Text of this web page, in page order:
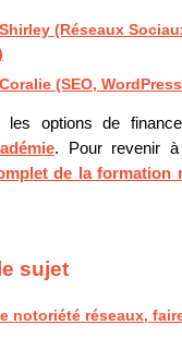
(Réseaux
(SEO,
les options de
. Pour revenir
de la formation
sujet
notoriété réseaux,